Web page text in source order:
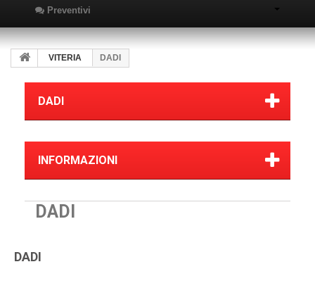
Preventivi
VITERIA DADI
DADI
INFORMAZIONI
DADI
DADI